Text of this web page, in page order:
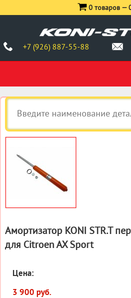
+7 (926) 887-55-88
0 товаров —
Амортизатор KONI STR.T
для Citroen AX Sport
Цена:
3 900 руб.